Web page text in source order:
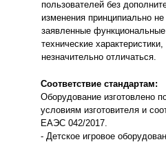
пользователей без
изменения принципиально
заявленные
технические
незначительно отличаться.
Соответствие стандартам:
Оборудование изготовлено
условиям изготовителя и
ЕАЭС 042/2017.
- Детское игровое